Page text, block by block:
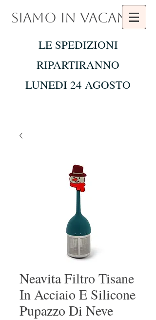
SIAMO IN VACANZA
LE SPEDIZIONI
RIPARTIRANNO
LUNEDI 24 AGOSTO
Neavita Filtro Tisane
In Acciaio E Silicone
Pupazzo Di Neve